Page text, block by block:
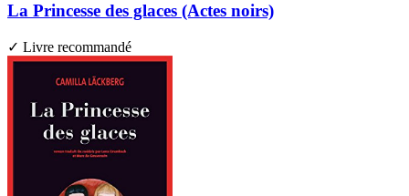
La Princesse des glaces (Actes noirs)
✓ Livre recommandé